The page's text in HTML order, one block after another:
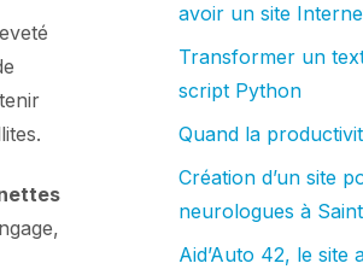
avoir un site
Transformer un
script Python
Quand la
Création d’un site
neurologues à
Aid’Auto 42, le site